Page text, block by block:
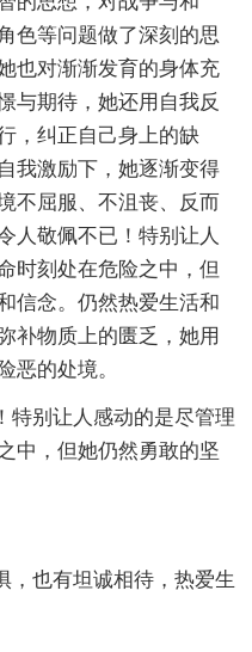
色等问题做了深刻的思
也对渐渐发育的身体充
与期待，她还用自我反
，纠正自己身上的缺
我激励下，她逐渐变得
不屈服、不沮丧、反而
人敬佩不已！特别让人
时刻处在危险之中，但
信念。仍然热爱生活和
补物质上的匮乏，她用
恶的处境。
特别让人感动的是尽管理
中，但她仍然勇敢的坚
，也有坦诚相待，热爱生